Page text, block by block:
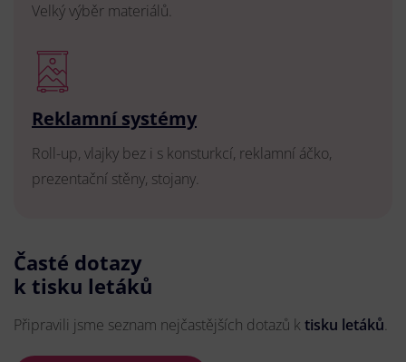
Velký výběr materiálů.
Reklamní systémy
Roll-up, vlajky bez i s konsturkcí, reklamní áčko,
prezentační stěny, stojany.
Časté dotazy
k tisku letáků
Připravili jsme seznam nejčastějších dotazů k tisku letáků.